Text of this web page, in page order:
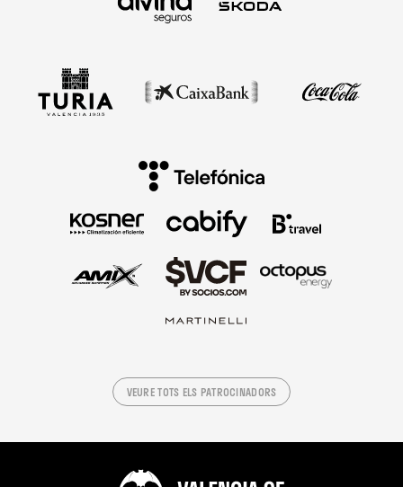
VEURE TOTS ELS PATROCINADORS